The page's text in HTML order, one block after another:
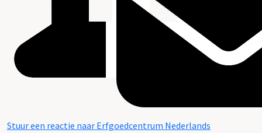
Stuur een reactie naar Erfgoedcentrum Nederlands